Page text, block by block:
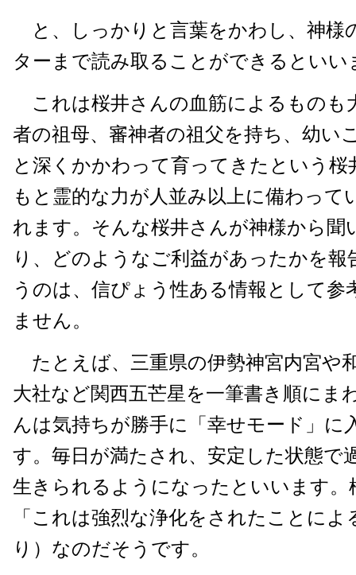
と、しっかりと言葉をかわし、神様
ターまで読み取ることができるといい
これは桜井さんの血筋によるものも
者の祖母、審神者の祖父を持ち、幼い
と深くかかわって育ってきたという
もと霊的な力が人並み以上に備わって
れます。そんな桜井さんが神様から聞
り、どのようなご利益があったかを
うのは、信ぴょう性ある情報として参
ません。
たとえば、三重県の伊勢神宮内宮や
大社など関西五芒星を一筆書き順にま
んは気持ちが勝手に「幸せモード」に
す。毎日が満たされ、安定した状態で
生きられるようになったといいます。
「これは強烈な浄化をされたことによ
り）なのだそうです。